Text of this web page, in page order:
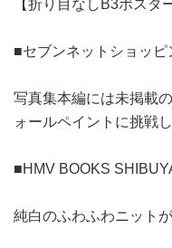
【折り目なしB3ポスタ
■セブンネットショッピ
写真集本編には未掲載
ォールペイントに挑戦
■HMV BOOKS
純白のふわふわニット